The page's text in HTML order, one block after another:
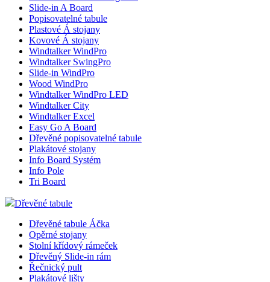
Slide-in A Board
Popisovatelné tabule
Plastové Á stojany
Kovové Á stojany
Windtalker WindPro
Windtalker SwingPro
Slide-in WindPro
Wood WindPro
Windtalker WindPro LED
Windtalker City
Windtalker Excel
Easy Go A Board
Dřevěné popisovatelné tabule
Plakátové stojany
Info Board Systém
Info Pole
Tri Board
Dřevěné tabule
Dřevěné tabule Áčka
Opěrné stojany
Stolní křídový rámeček
Dřevěný Slide-in rám
Řečnický pult
Plakátové lišty